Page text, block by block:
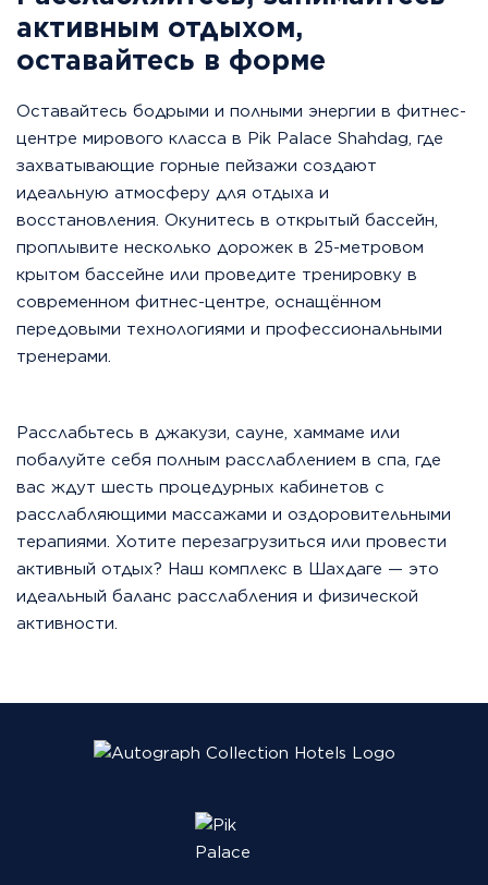
активным отдыхом,
оставайтесь в форме
Оставайтесь бодрыми и полными энергии в фитнес-
центре мирового класса в Pik Palace Shahdag, где
захватывающие горные пейзажи создают
идеальную атмосферу для отдыха и
восстановления. Окунитесь в открытый бассейн,
проплывите несколько дорожек в 25-метровом
крытом бассейне или проведите тренировку в
современном фитнес-центре, оснащённом
передовыми технологиями и профессиональными
тренерами.
Расслабьтесь в джакузи, сауне, хаммаме или
побалуйте себя полным расслаблением в спа, где
вас ждут шесть процедурных кабинетов с
расслабляющими массажами и оздоровительными
терапиями. Хотите перезагрузиться или провести
активный отдых? Наш комплекс в Шахдаге — это
идеальный баланс расслабления и физической
активности.
rating:
Room
rates: